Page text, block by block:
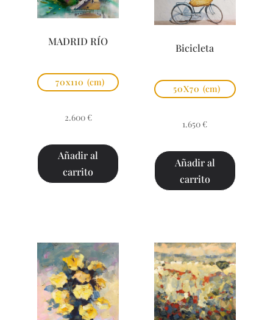
MADRID RÍO
70x110 (cm)
2.600 €
Añadir al
carrito
Bicicleta
50X70 (cm)
1.650 €
Añadir al
carrito